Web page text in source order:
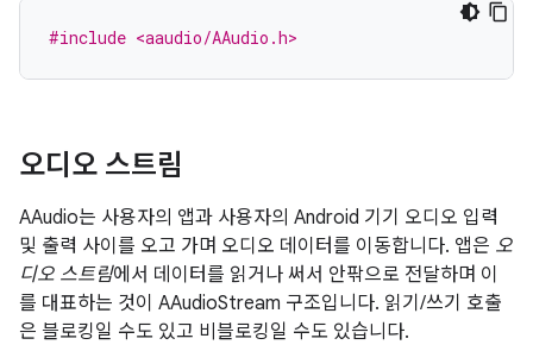
#include <aaudio/AAudio.h>
오디오 스트림
AAudio는 사용자의 앱과 사용자의 Android 기기 오디오 입력
및 출력 사이를 오고 가며 오디오 데이터를 이동합니다. 앱은 오
디오 스트림에서 데이터를 읽거나 써서 안팎으로 전달하며 이
를 대표하는 것이 AAudioStream 구조입니다. 읽기/쓰기 호출
은 블로킹일 수도 있고 비블로킹일 수도 있습니다.